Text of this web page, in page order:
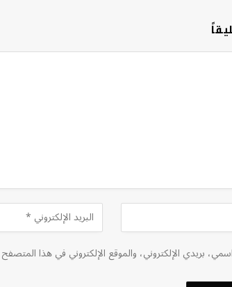
بريدي الإلكتروني، والموقع الإلكتروني في هذا